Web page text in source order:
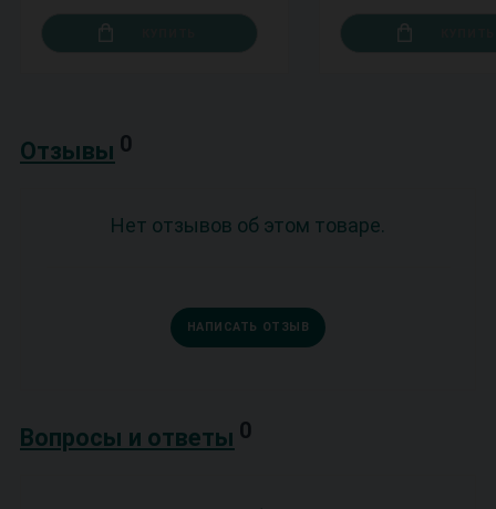
Отзывы 0
Нет отзывов об этом товаре.
НАПИСАТЬ ОТЗЫВ
Вопросы и ответы 0